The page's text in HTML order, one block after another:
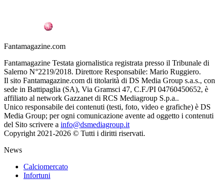
Fantamagazine.com
Fantamagazine Testata giornalistica registrata presso il Tribunale di
Salerno N°2219/2018. Direttore Responsabile: Mario Ruggiero.
Il sito Fantamagazine.com di titolarità di DS Media Group s.a.s., con
sede in Battipaglia (SA), Via Gramsci 47, C.F./PI 04760450652, è
affiliato al network Gazzanet di RCS Mediagroup S.p.a..
Unico responsabile dei contenuti (testi, foto, video e grafiche) è DS
Media Group; per ogni comunicazione avente ad oggetto i contenuti
del Sito scrivere a info@dsmediagroup.it
Copyright 2021-2026 © Tutti i diritti riservati.
News
Calciomercato
Infortuni